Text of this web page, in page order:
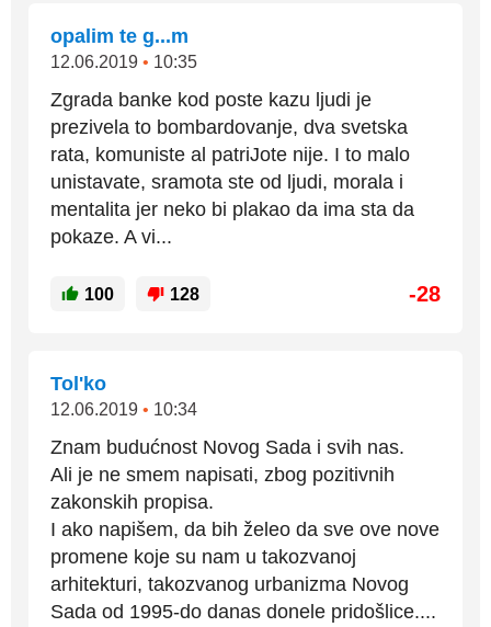
opalim te g...m
12.06.2019 • 10:35
Zgrada banke kod poste kazu ljudi je
prezivela to bombardovanje, dva svetska
rata, komuniste al patriJote nije. I to malo
unistavate, sramota ste od ljudi, morala i
mentalita jer neko bi plakao da ima sta da
pokaze. A vi...
100 128 -28
Tol'ko
12.06.2019 • 10:34
Znam budućnost Novog Sada i svih nas.
Ali je ne smem napisati, zbog pozitivnih
zakonskih propisa.
I ako napišem, da bih želeo da sve ove nove
promene koje su nam u takozvanoj
arhitekturi, takozvanog urbanizma Novog
Sada od 1995-do danas donele pridošlice....